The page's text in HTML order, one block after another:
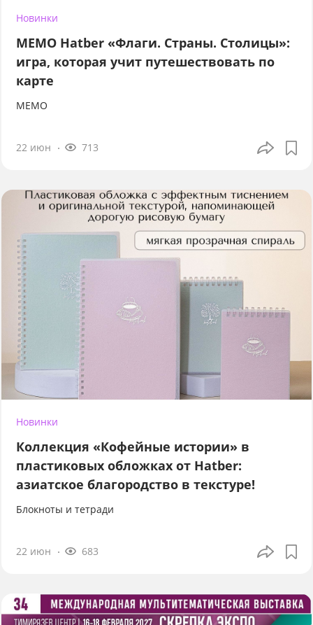
Новинки
МЕМО Hatber «Флаги. Страны. Столицы»:
игра, которая учит путешествовать по
карте
МЕМО
22 июн 713
Новинки
Коллекция «Кофейные истории» в
пластиковых обложках от Hatber:
азиатское благородство в текстуре!
Блокноты и тетради
22 июн 683